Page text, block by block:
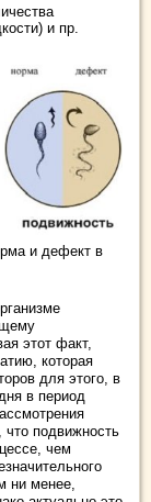
и пр.
и дефект в
этот факт,
которая
для этого, в
в период
что подвижность
чем
ни менее,